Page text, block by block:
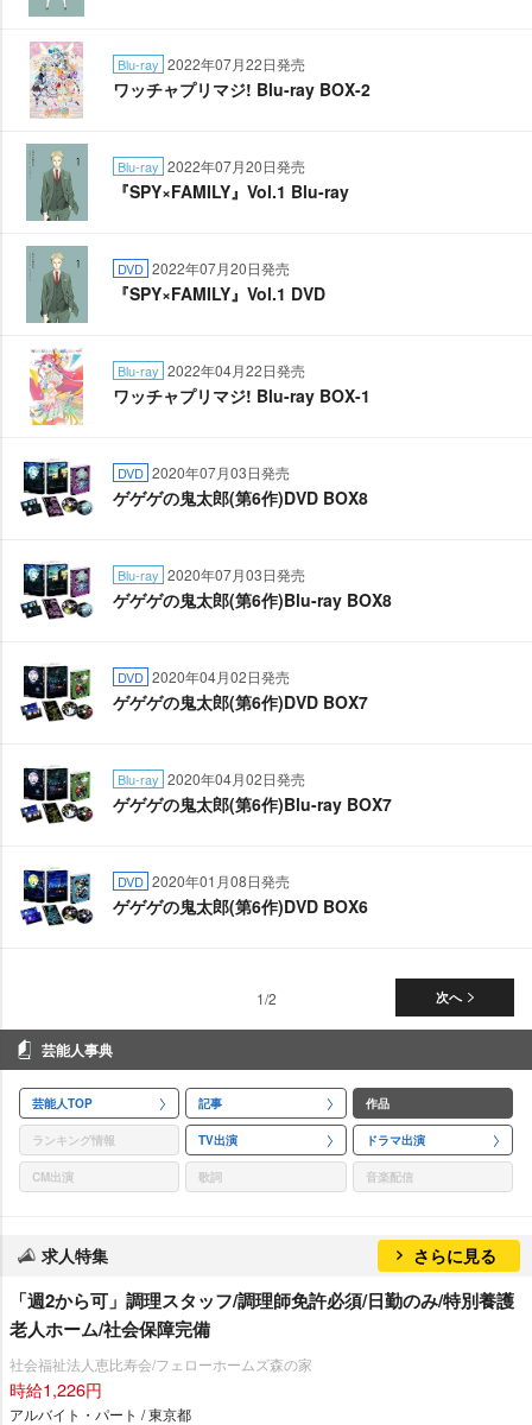
Blu-ray 2022年07月22日発売
ワッチャプリマジ! Blu-ray BOX-2
Blu-ray 2022年07月20日発売
『SPY×FAMILY』Vol.1 Blu-ray
DVD 2022年07月20日発売
『SPY×FAMILY』Vol.1 DVD
Blu-ray 2022年04月22日発売
ワッチャプリマジ! Blu-ray BOX-1
DVD 2020年07月03日発売
ゲゲゲの鬼太郎(第6作)DVD BOX8
Blu-ray 2020年07月03日発売
ゲゲゲの鬼太郎(第6作)Blu-ray BOX8
DVD 2020年04月02日発売
ゲゲゲの鬼太郎(第6作)DVD BOX7
Blu-ray 2020年04月02日発売
ゲゲゲの鬼太郎(第6作)Blu-ray BOX7
DVD 2020年01月08日発売
ゲゲゲの鬼太郎(第6作)DVD BOX6
次へ
1/2
芸能人事典
芸能人TOP 記事 作品
ランキング情報 TV出演 ドラマ出演
CM出演 歌詞 音楽配信
求人特集 さらに見る
「週2から可」調理スタッフ/調理師免許必須/日勤のみ/特別養護
老人ホーム/社会保障完備
社会福祉法人恵比寿会/フェローホームズ森の家
時給1,226円
アルバイト・パート / 東京都